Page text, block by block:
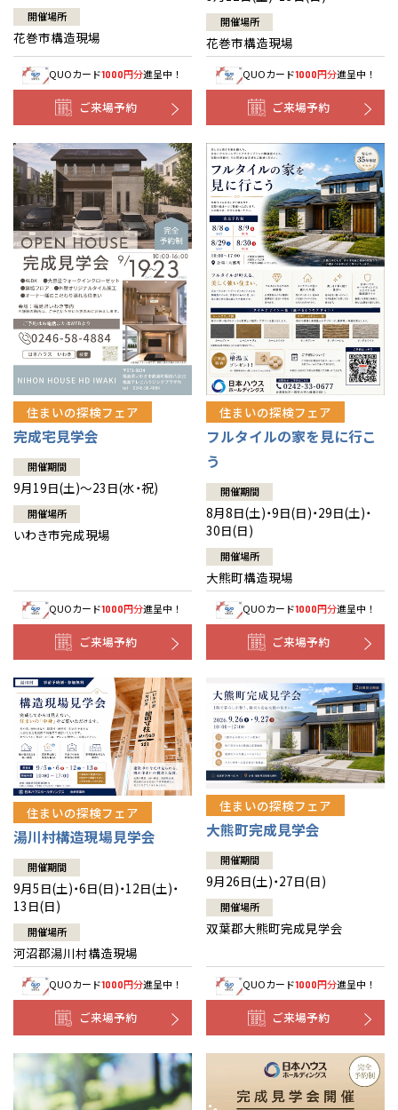
開催場所
花巻市構造現場
QUOカード1000円分進呈中！
ご来場予約
開催場所
花巻市構造現場
QUOカード1000円分進呈中！
ご来場予約
住まいの探検フェア
完成宅見学会
開催期間
9月19日(土)～23日(水・祝)
開催場所
いわき市完成現場
QUOカード1000円分進呈中！
ご来場予約
住まいの探検フェア
フルタイルの家を見に行こ
う
開催期間
8月8日(土)・9日(日)・29日(土)・
30日(日)
開催場所
大熊町構造現場
QUOカード1000円分進呈中！
ご来場予約
住まいの探検フェア
湯川村構造現場見学会
開催期間
9月5日(土)・6日(日)・12日(土)・
13日(日)
開催場所
河沼郡湯川村構造現場
QUOカード1000円分進呈中！
ご来場予約
住まいの探検フェア
大熊町完成見学会
開催期間
9月26日(土)・27日(日)
開催場所
双葉郡大熊町完成見学会
QUOカード1000円分進呈中！
ご来場予約